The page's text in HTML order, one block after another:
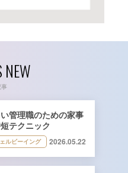
NEW
事
管理職のための家事
テクニック
ルビーイング 2026.05.22